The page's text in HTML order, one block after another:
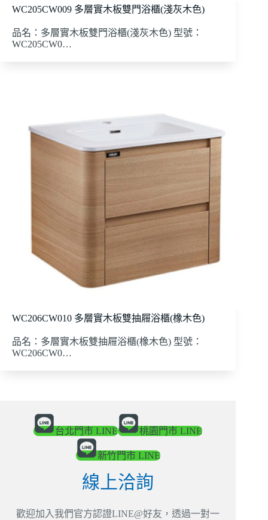
WC205CW009 多層實木板雙門浴櫃(淺灰木色)
品名：多層實木板雙門浴櫃(淺灰木色) 型號：
WC205CW0…
WC206CW010 多層實木板雙抽屜浴櫃(橡木色)
品名：多層實木板雙抽屜浴櫃(橡木色) 型號：
WC206CW0…
台北門市 LINE 桃園門市 LINE
新竹門市 LINE
線上洽詢
歡迎加入我們官方認證LINE@好友，透過一對一